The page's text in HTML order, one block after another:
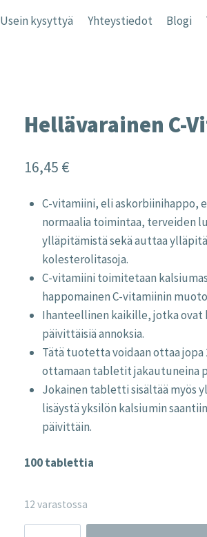
Usein kysyttyä Yhteystiedot Blogi
Hellävarainen C-
16,45 €
C-vitamiini, eli askorbiinihappo,
normaalia toimintaa, terveiden
ylläpitämistä sekä auttaa
kolesterolitasoja.
C-vitamiini toimitetaan
happomainen C-vitamiinin
Ihanteellinen kaikille, jotka
päivittäisiä annoksia.
Tätä tuotetta voidaan ottaa
ottamaan tabletit jakautuneina
Jokainen tabletti sisältää myös
lisäystä yksilön kalsiumin
päivittäin.
100 tablettia
12 varastossa